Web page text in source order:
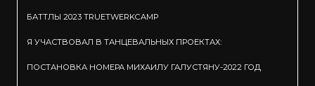
БАТТЛЫ 2023 TRUETWERKCAMP
Я УЧАСТВОВАЛ В ТАНЦЕВАЛЬНЫХ ПРОЕКТАХ:
ПОСТАНОВКА НОМЕРА МИХАИЛУ ГАЛУСТЯНУ-2022 ГОД